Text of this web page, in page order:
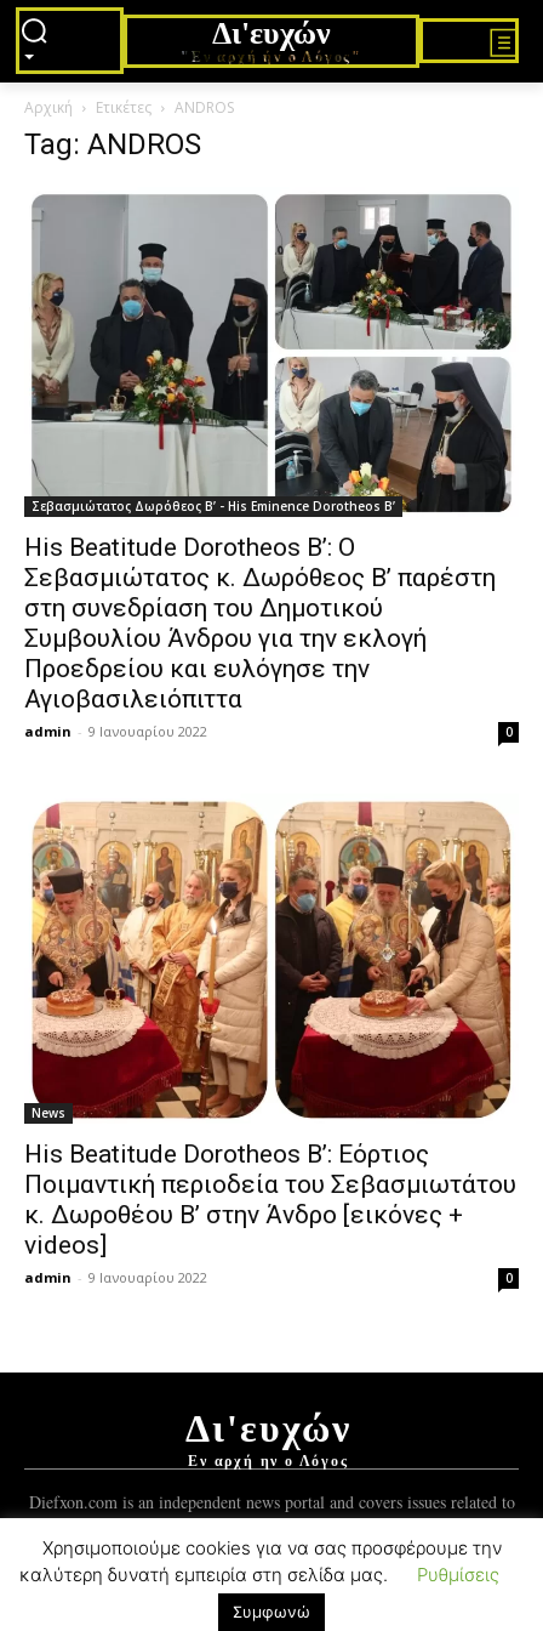
Δι'ευχών
"Εν αρχή ήν ο Λόγος"
Αρχική Ετικέτες ANDROS
Tag: ANDROS
Σεβασμιώτατος Δωρόθεος Β’ - His Eminence Dorotheos B’
His Beatitude Dorotheos B’: Ο
Σεβασμιώτατος κ. Δωρόθεος Β’ παρέστη
στη συνεδρίαση του Δημοτικού
Συμβουλίου Άνδρου για την εκλογή
Προεδρείου και ευλόγησε την
Αγιοβασιλειόπιττα
admin - 9 Ιανουαρίου 2022 0
News
His Beatitude Dorotheos B’: Εόρτιος
Ποιμαντική περιοδεία του Σεβασμιωτάτου
κ. Δωροθέου Β’ στην Άνδρο [εικόνες +
videos]
admin - 9 Ιανουαρίου 2022 0
Δι'ευχών
Εν αρχή ην ο Λόγος
Diefxon.com is an independent news portal and covers issues related to
© 2012-2021 Mykonos Ticker Group.ForgedSoft™
Χρησιμοποιούμε cookies για να σας προσφέρουμε την
καλύτερη δυνατή εμπειρία στη σελίδα μας.
Ρυθμίσεις
Συμφωνώ